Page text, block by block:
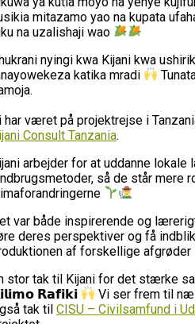
mitazamo yao na kupata
na uzalishaji wao
nyingi kwa Kijani kwa
katika mradi
har været på projektrejse i
Consult Tanzania.
arbejder for at uddanne
så de står mere
var både inspirerende og
deres perspektiver og få
af forskellige afgrøder
stor tak til Kijani for det stærke
𝗥𝗮𝗳𝗶𝗸𝗶
Vi ser frem til
tak til CISU – Civilsamfund i